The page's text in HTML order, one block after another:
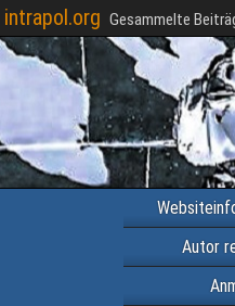
intrapol.org Gesammelte
Autor